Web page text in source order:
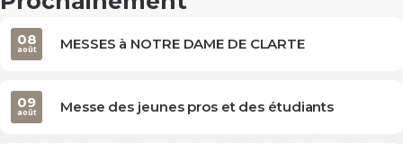
MESSES à NOTRE DAME DE CLARTE
08
août
Messe des jeunes pros et des étudiants
09
août